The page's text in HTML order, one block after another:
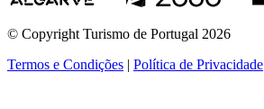
© Copyright Turismo de Portugal 2026
Termos e Condições | Política de Privacidade